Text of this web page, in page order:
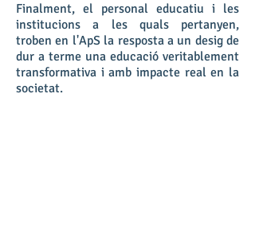
Finalment, el personal educatiu i les
institucions a les quals pertanyen,
troben en l'ApS la resposta a un desig de
dur a terme una educació veritablement
transformativa i amb impacte real en la
societat.